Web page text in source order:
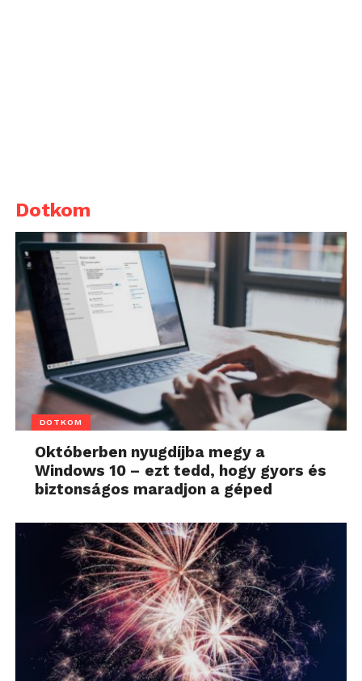
Dotkom
DOTKOM
Októberben nyugdíjba megy a
Windows 10 – ezt tedd, hogy gyors és
biztonságos maradjon a géped